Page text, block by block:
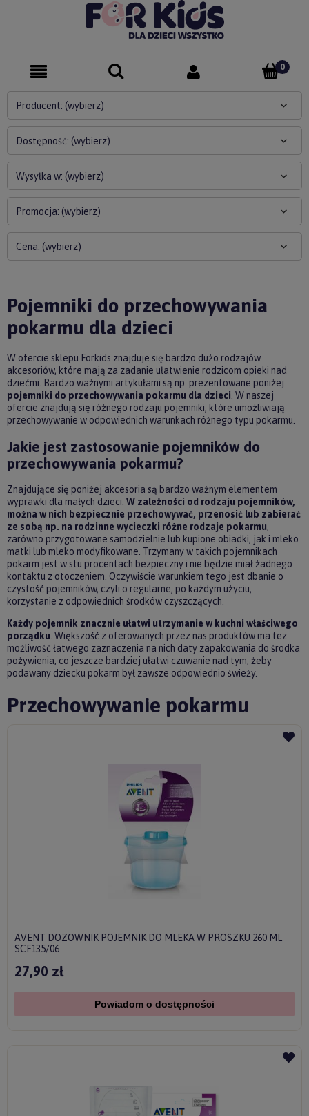
Producent: (wybierz)
Dostępność: (wybierz)
Wysyłka w: (wybierz)
Cena: (wybierz)
Promocja: (wybierz)
Pojemniki do przechowywania
pokarmu dla dzieci
W ofercie sklepu Forkids znajduje się bardzo dużo rodzajów
akcesoriów, które mają za zadanie ułatwienie rodzicom opieki nad
dziećmi. Bardzo ważnymi artykułami są np. prezentowane poniżej
pojemniki do przechowywania pokarmu dla dzieci . W naszej
ofercie znajdują się różnego rodzaju pojemniki, które umożliwiają
przechowywanie w odpowiednich warunkach różnego typu pokarmu.
Jakie jest zastosowanie pojemników do
przechowywania pokarmu?
Znajdujące się poniżej akcesoria są bardzo ważnym elementem
wyprawki dla małych dzieci. W zależności od rodzaju pojemników,
można w nich bezpiecznie przechowywać, przenosić lub zabierać
ze sobą np. na rodzinne wycieczki różne rodzaje pokarmu,
zarówno przygotowane samodzielnie lub kupione obiadki, jak i mleko
matki lub mleko modyfikowane. Trzymany w takich pojemnikach
pokarm jest w stu procentach bezpieczny i nie będzie miał żadnego
kontaktu z otoczeniem. Oczywiście warunkiem tego jest dbanie o
czystość pojemników, czyli o regularne, po każdym użyciu,
korzystanie z odpowiednich środków czyszczących.
Każdy pojemnik znacznie ułatwi utrzymanie w kuchni właściwego
porządku. Większość z oferowanych przez nas produktów ma tez
możliwość łatwego zaznaczenia na nich daty zapakowania do środka
pożywienia, co jeszcze bardziej ułatwi czuwanie nad tym, żeby
podawany dziecku pokarm był zawsze odpowiednio świeży.
Przechowywanie pokarmu
AVENT DOZOWNIK POJEMNIK DO MLEKA W PROSZKU 260 ML
SCF135/06
27,90 zł
Powiadom o dostępności